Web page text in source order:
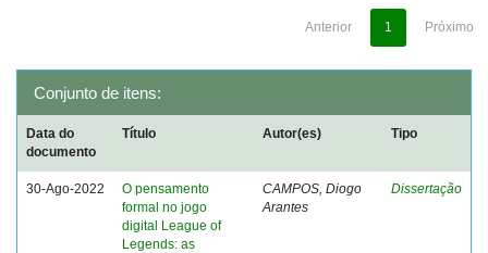
Anterior 1 Próximo
Conjunto de itens:
Data do
documento
Título Autor(es) Tipo
30-Ago-2022
O pensamento
formal no jogo
digital League of
Legends: as
CAMPOS, Diogo
Arantes
Dissertação